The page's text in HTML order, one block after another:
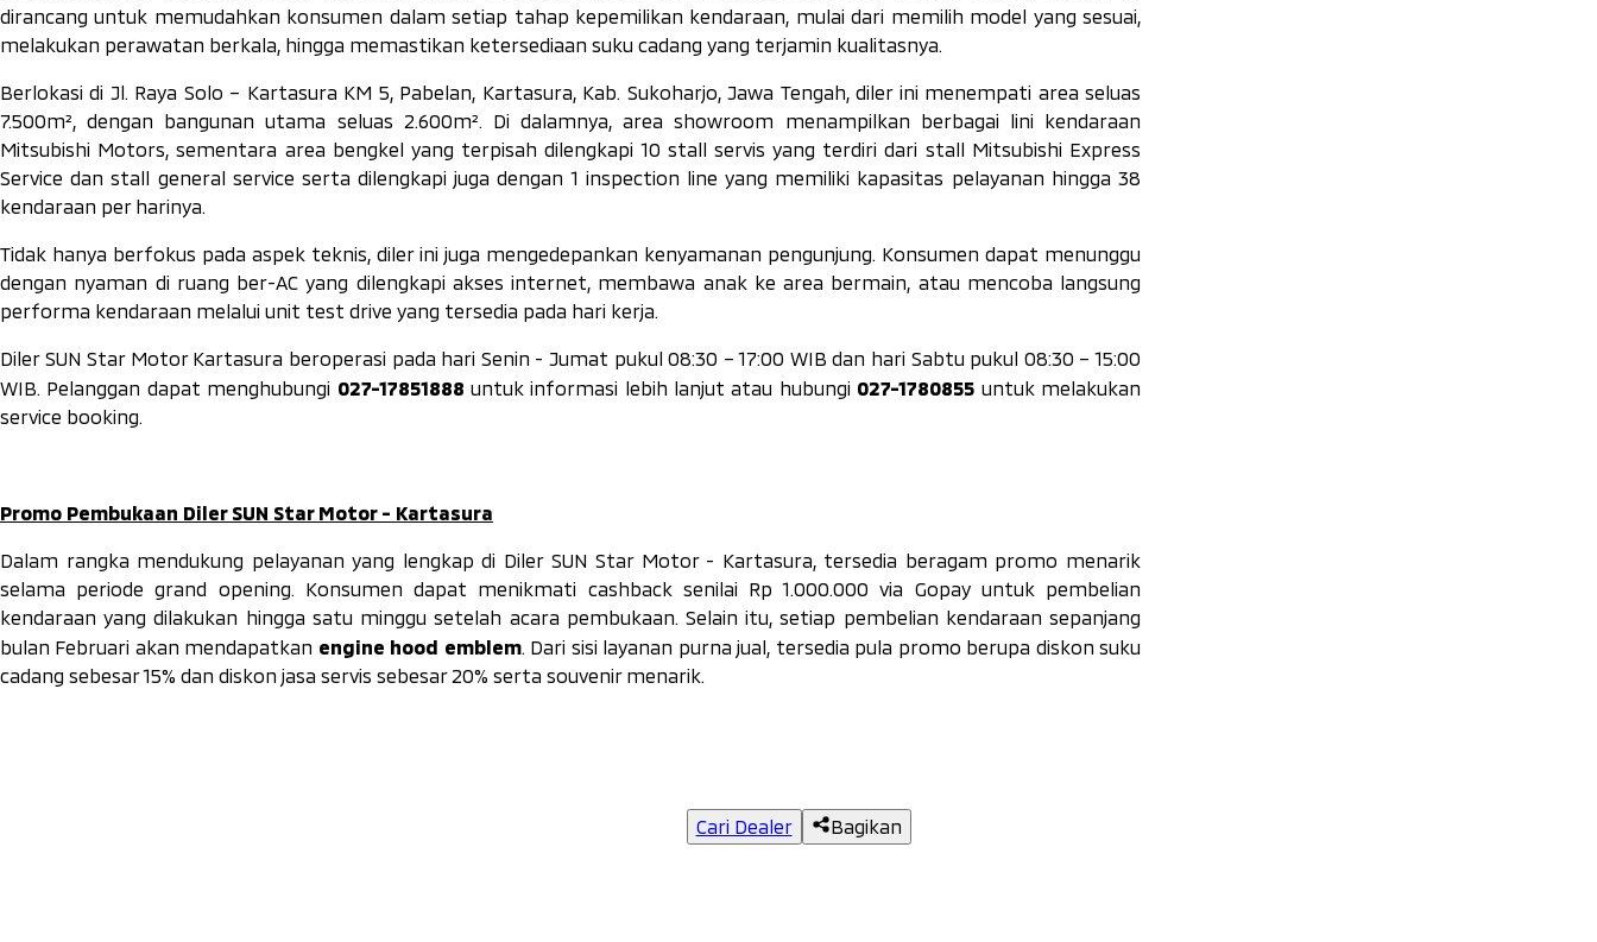
dirancang untuk memudahkan konsumen dalam setiap tahap kepemilikan kendaraan, mulai dari memilih model yang sesuai,
melakukan perawatan berkala, hingga memastikan ketersediaan suku cadang yang terjamin kualitasnya.
Berlokasi di Jl. Raya Solo – Kartasura KM 5, Pabelan, Kartasura, Kab. Sukoharjo, Jawa Tengah, diler ini menempati area seluas
7.500m², dengan bangunan utama seluas 2.600m². Di dalamnya, areashowroom menampilkan berbagai lini kendaraan
Mitsubishi Motors, sementara area bengkel yang terpisah dilengkapi 10 stall servis yang terdiri dari stall Mitsubishi Express
Service danstall general service serta dilengkapi juga dengan 1 inspection line yang memiliki kapasitas pelayanan hingga 38
kendaraan per harinya.
Tidak hanya berfokus pada aspek teknis, diler ini juga mengedepankan kenyamanan pengunjung. Konsumen dapat menunggu
dengan nyaman di ruang ber-AC yang dilengkapi akses internet, membawa anak ke area bermain, atau mencoba langsung
performa kendaraan melalui unit test drive yang tersedia pada hari kerja.
Diler SUN Star Motor Kartasura beroperasi pada hari Senin - Jumat pukul 08:30 – 17:00 WIB dan hari Sabtu pukul 08:30 – 15:00
WIB. Pelanggan dapat menghubungi 027-17851888 untuk informasi lebih lanjut atau hubungi 027-1780855 untuk melakukan
service booking
Promo Pembukaan Diler SUN Star Motor - Kartasura
Dalam rangka mendukung pelayanan yang lengkap di Diler SUN Star Motor - Kartasura, tersedia beragam promo menarik
selama periodegrand opening . Konsumen dapat menikmati cashbacksenilai Rp 1.000.000 via Gopay untuk pembelian
kendaraan yang dilakukan hingga satu minggu setelah acara pembukaan. Selain itu, setiap pembelian kendaraan sepanjang
bulan Februari akan mendapatkan engine hood emblem. Dari sisi layanan purna jual, tersedia pula promo berupa diskon suku
cadang sebesar 15% dan diskon jasa servis sebesar 20% serta souvenir menarik.
Cari Dealer Bagikan